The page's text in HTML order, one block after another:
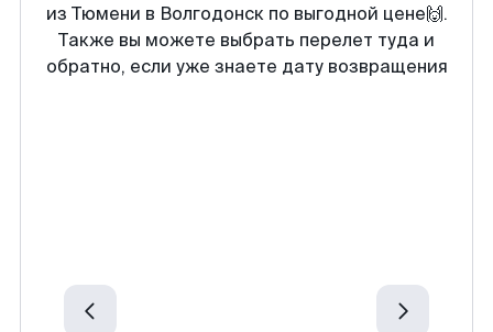
из Тюмени в Волгодонск по выгодной цене🙌.
Также вы можете выбрать перелет туда и
обратно, если уже знаете дату возвращения